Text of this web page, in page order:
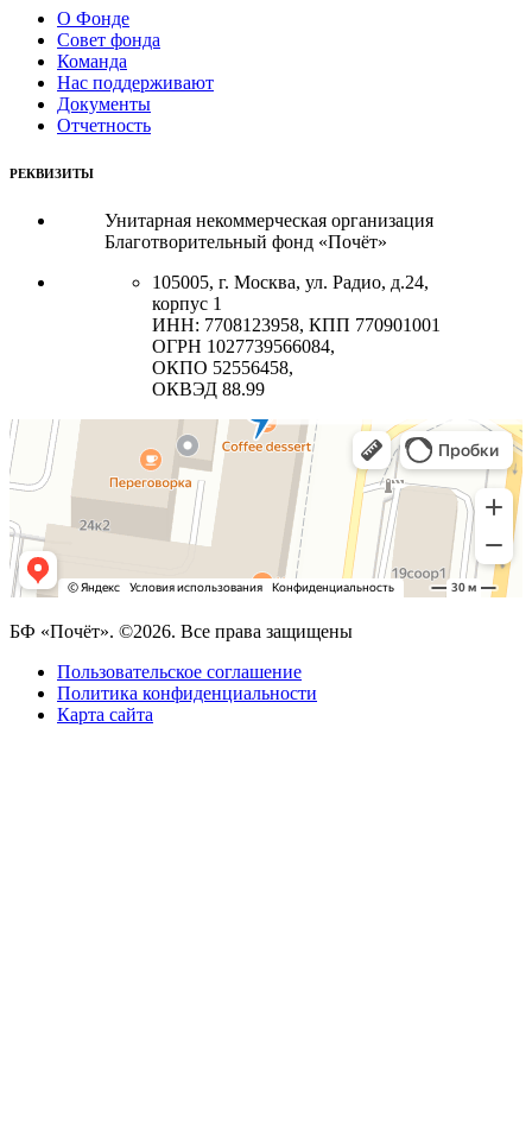
О Фонде
Совет фонда
Команда
Нас поддерживают
Документы
Отчетность
РЕКВИЗИТЫ
Унитарная некоммерческая организация
Благотворительный фонд «Почёт»
105005, г. Москва, ул. Радио, д.24,
корпус 1
ИНН: 7708123958, КПП 770901001
ОГРН 1027739566084,
ОКПО 52556458,
ОКВЭД 88.99
БФ «Почёт». ©2026. Все права защищены
Пользовательское соглашение
Политика конфиденциальности
Карта сайта